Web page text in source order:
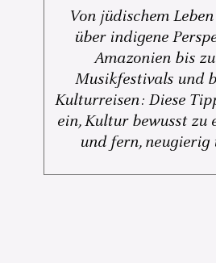
Von jüdischem
über indigene
Amazonien bis
Musikfestivals und
Kulturreisen: Diese
ein, Kultur bewusst zu
und fern, neugierig